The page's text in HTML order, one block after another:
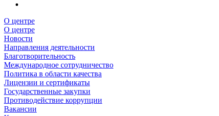
О центре
О центре
Новости
Направления деятельности
Благотворительность
Международное сотрудничество
Политика в области качества
Лицензии и сертификаты
Государственные закупки
Противодействие коррупции
Вакансии